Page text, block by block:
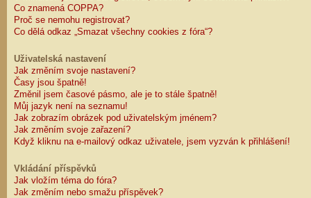
Co znamená COPPA?
Proč se nemohu registrovat?
Co dělá odkaz „Smazat všechny cookies z fóra“?
Uživatelská nastavení
Jak změním svoje nastavení?
Časy jsou špatně!
Změnil jsem časové pásmo, ale je to stále špatně!
Můj jazyk není na seznamu!
Jak zobrazím obrázek pod uživatelským jménem?
Jak změním svoje zařazení?
Když kliknu na e-mailový odkaz uživatele, jsem vyzván k přihlášení!
Vkládání příspěvků
Jak vložím téma do fóra?
Jak změním nebo smažu příspěvek?